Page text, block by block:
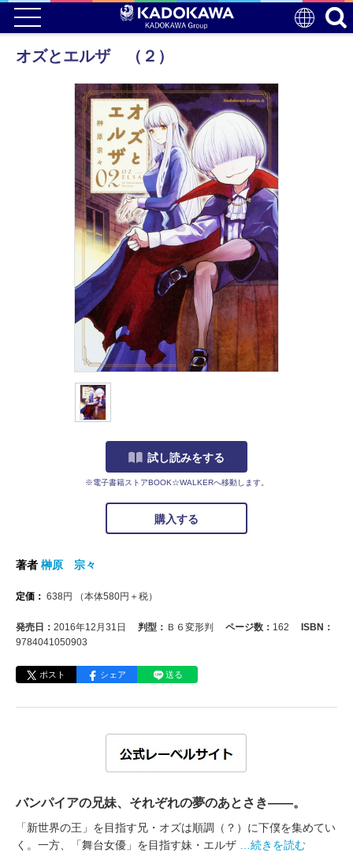
オズとエルザ （２）
試し読みをする
※電子書籍ストアBOOK☆WALKERへ移動します。
購入する
著者 榊原 宗々
定価： 638円 （本体580円＋税）
発売日： 2016年12月31日 判型： Ｂ６変形判 ページ数： 162
ISBN：
9784041050903
ポスト シェア 送る
バンパイアの兄妹、それぞれの夢のあとさき――。
「新世界の王」を目指す兄・オズは順調（？）に下僕を集めてい
く。一方、「舞台女優」を目指す妹・エルザ
…続きを読む